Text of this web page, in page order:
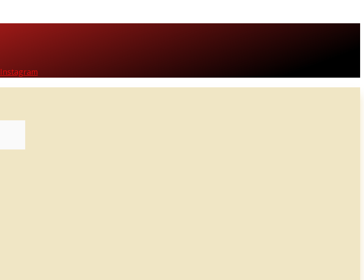
Instagram